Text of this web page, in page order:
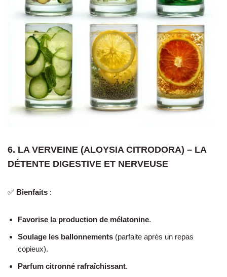
6. LA VERVEINE (ALOYSIA CITRODORA) – LA
DÉTENTE DIGESTIVE ET NERVEUSE
✅ Bienfaits :
Favorise la production de mélatonine.
Soulage les ballonnements (parfaite après un repas
copieux).
Parfum citronné rafraîchissant.